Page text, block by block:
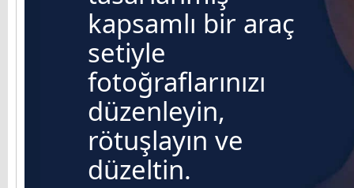
kapsamlı bir araç
setiyle
fotoğraflarınızı
düzenleyin,
rötuşlayın ve
düzeltin.